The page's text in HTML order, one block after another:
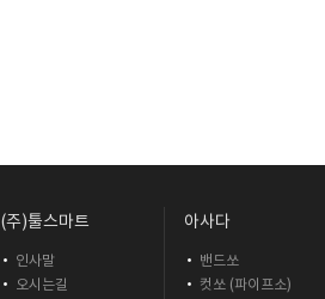
(주)툴스마트
인사말
오시는길
아사다
밴드쏘
컷쏘 (파이프소)